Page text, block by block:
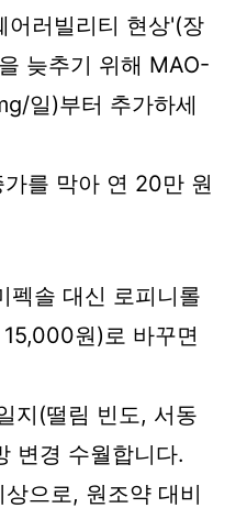
러빌리티 현상'(장
늦추기 위해 MAO-
일)부터 추가하세
를 막아 연 20만 원
펙솔 대신 로피니롤
원)로 바꾸면
지(떨림 빈도, 서동
변경 수월합니다.
으로, 원조약 대비